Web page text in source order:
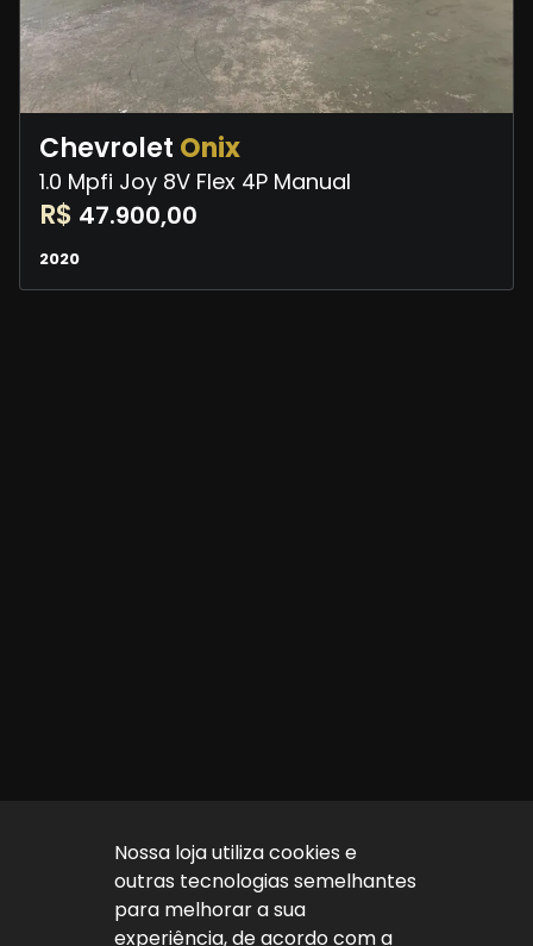
Chevrolet Onix
1.0 Mpfi Joy 8V Flex 4P Manual
R$ 47.900,00
2020
Nossa loja utiliza cookies e
outras tecnologias semelhantes
para melhorar a sua
experiência, de acordo com a